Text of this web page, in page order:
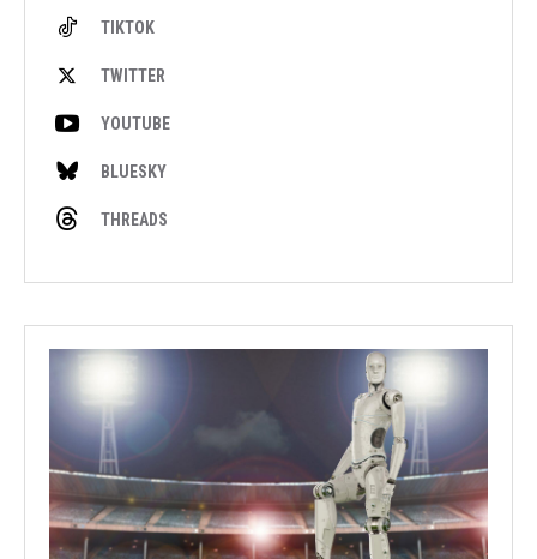
TIKTOK
TWITTER
YOUTUBE
BLUESKY
THREADS